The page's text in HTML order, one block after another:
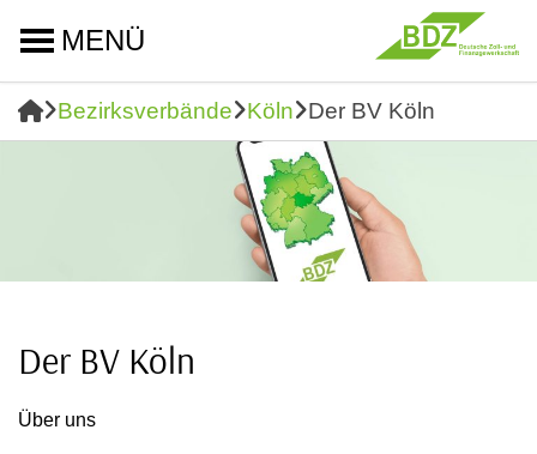
MENÜ
Bezirksverbände Köln Der BV Köln
Der BV Köln
Über uns